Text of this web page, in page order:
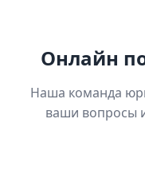
Онлайн
Наша команда
ваши вопросы